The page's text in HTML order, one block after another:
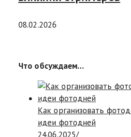
08.02.2026
Что обсуждаем…
Как организовать
идеи фотодней
24.06.2025/